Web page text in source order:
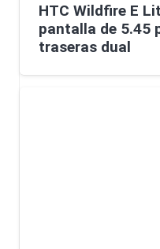
HTC Wildfire E
pantalla de 5.45
traseras dual